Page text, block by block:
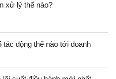
xử lý thế nào?
tác động thế nào tới doanh